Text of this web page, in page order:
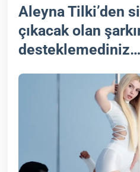
Aleyna Tilki’den
çıkacak olan
desteklemediniz…